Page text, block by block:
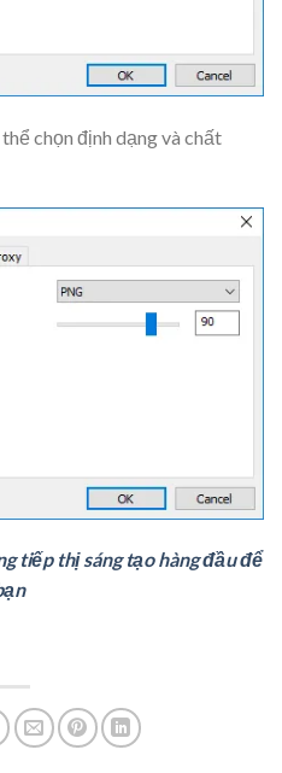
chọn định dạng và chất
tiếp thị sáng tạo hàng đầu để